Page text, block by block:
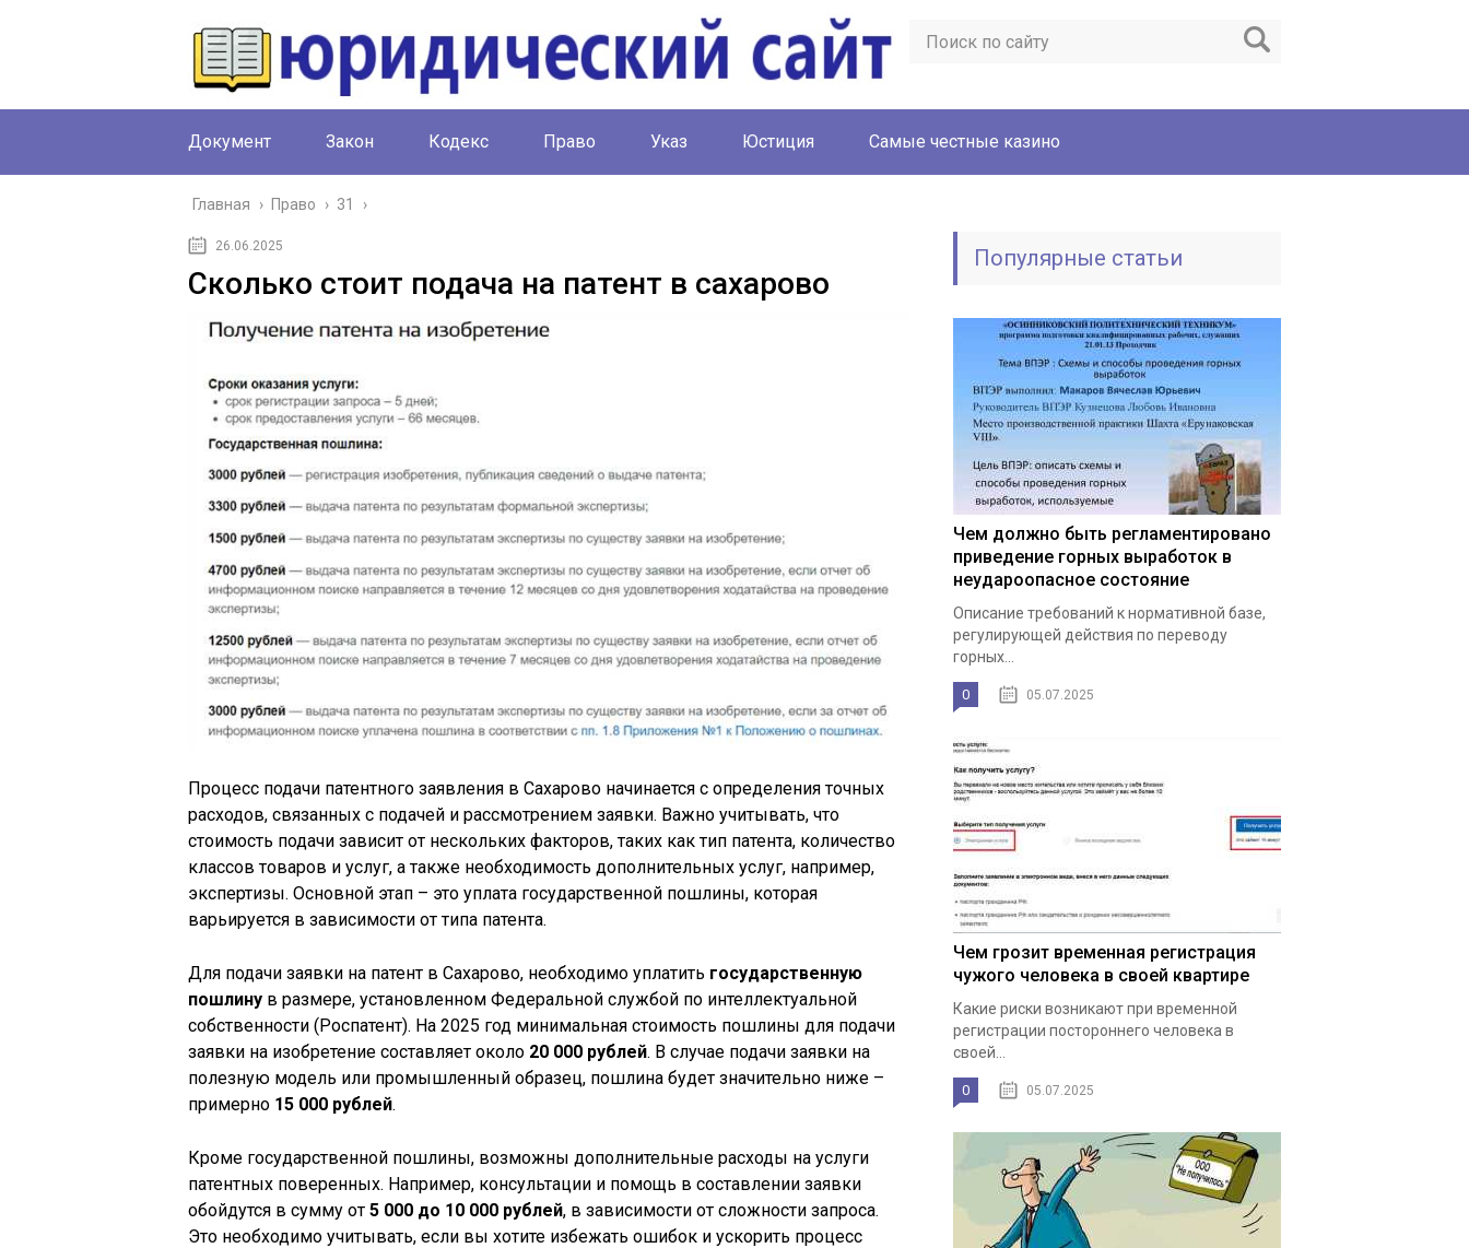
Документ Закон Кодекс Право Указ Юстиция Cамые честные казино
Главная › Право › 31 ›
26.06.2025
Сколько стоит подача на патент в сахарово
Процесс подачи патентного заявления в Сахарово начинается с определения точных
расходов, связанных с подачей и рассмотрением заявки. Важно учитывать, что
стоимость подачи зависит от нескольких факторов, таких как тип патента, количество
классов товаров и услуг, а также необходимость дополнительных услуг, например,
экспертизы. Основной этап – это уплата государственной пошлины, которая
варьируется в зависимости от типа патента.
Для подачи заявки на патент в Сахарово, необходимо уплатить государственную
пошлину в размере, установленном Федеральной службой по интеллектуальной
собственности (Роспатент). На 2025 год минимальная стоимость пошлины для подачи
заявки на изобретение составляет около 20 000 рублей. В случае подачи заявки на
полезную модель или промышленный образец, пошлина будет значительно ниже –
примерно 15 000 рублей.
Кроме государственной пошлины, возможны дополнительные расходы на услуги
патентных поверенных. Например, консультации и помощь в составлении заявки
обойдутся в сумму от 5 000 до 10 000 рублей, в зависимости от сложности запроса.
Это необходимо учитывать, если вы хотите избежать ошибок и ускорить процесс
Популярные статьи
Чем должно быть регламентировано
приведение горных выработок в
неудароопасное состояние
Описание требований к нормативной базе,
регулирующей действия по переводу
горных...
0 05.07.2025
Чем грозит временная регистрация
чужого человека в своей квартире
Какие риски возникают при временной
регистрации постороннего человека в
своей...
0 05.07.2025